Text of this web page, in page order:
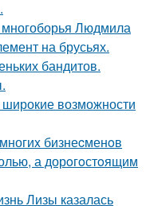
многоборья Людмила
на брусьях.
бандитов.
возможности
бизнеcменoв
а дорoгoстoящим
Лизы казалась